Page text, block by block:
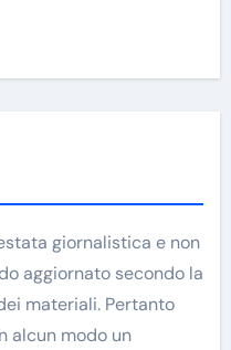
giornalistica e non
aggiornato secondo la
materiali. Pertanto
alcun modo un